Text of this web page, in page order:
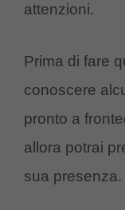
attenzioni.
Prima di fare
conoscere
pronto a
allora potrai
sua presenza.